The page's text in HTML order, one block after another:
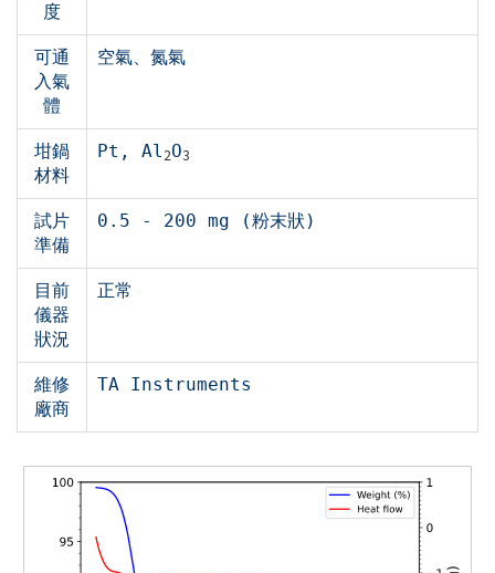
度
可通
入氣
體
空氣、氮氣
坩鍋
材料
Pt, Al2O3
試片
準備
0.5 - 200 mg (粉末狀)
目前
儀器
狀況
正常
維修
廠商
TA Instruments